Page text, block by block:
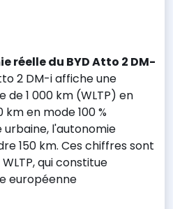
réelle du BYD Atto 2 DM-
2 DM-i affiche une
1 000 km (WLTP) en
en mode 100 %
urbaine, l'autonomie
150 km. Ces chiffres sont
qui constitue
européenne